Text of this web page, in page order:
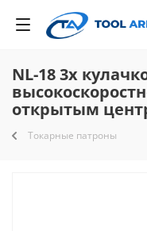
NL-18 3х
открытым
Токарные патроны